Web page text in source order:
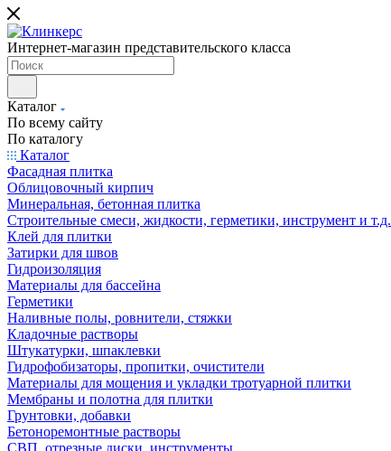
Интернет-магазин представительского класса
Каталог
По всему сайту
По каталогу
Каталог
Фасадная плитка
Облицовочный кирпич
Минеральная, бетонная плитка
Строительные смеси, жидкости, герметики, инструмент и т.д.
Клей для плитки
Затирки для швов
Гидроизоляция
Материалы для бассейна
Герметики
Наливные полы, ровнители, стяжки
Кладочные растворы
Штукатурки, шпаклевки
Гидрофобизаторы, пропитки, очистители
Материалы для мощения и укладки тротуарной плитки
Мембраны и полотна для плитки
Грунтовки, добавки
Бетоноремонтные растворы
СВП, отрезные диски, инструменты